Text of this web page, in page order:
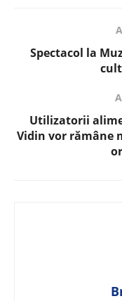
Spectacol la
Utilizatorii
Vidin vor rămâne